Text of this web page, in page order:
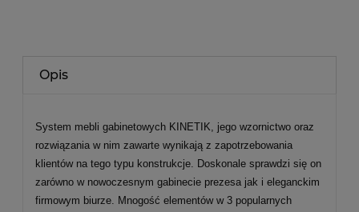
Opis
System mebli gabinetowych KINETIK, jego wzornictwo oraz
rozwiązania w nim zawarte wynikają z zapotrzebowania
klientów na tego typu konstrukcje. Doskonale sprawdzi się on
zarówno w nowoczesnym gabinecie prezesa jak i eleganckim
firmowym biurze. Mnogość elementów w 3 popularnych